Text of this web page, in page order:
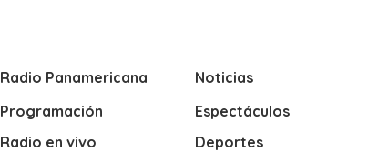
Radio Panamericana
Programación
Radio en vivo
Noticias
Espectáculos
Deportes